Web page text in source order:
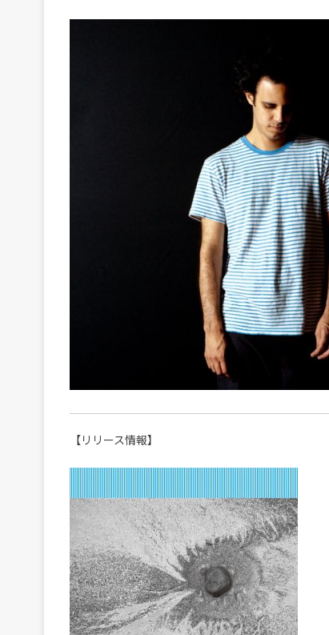
【リリース情報】